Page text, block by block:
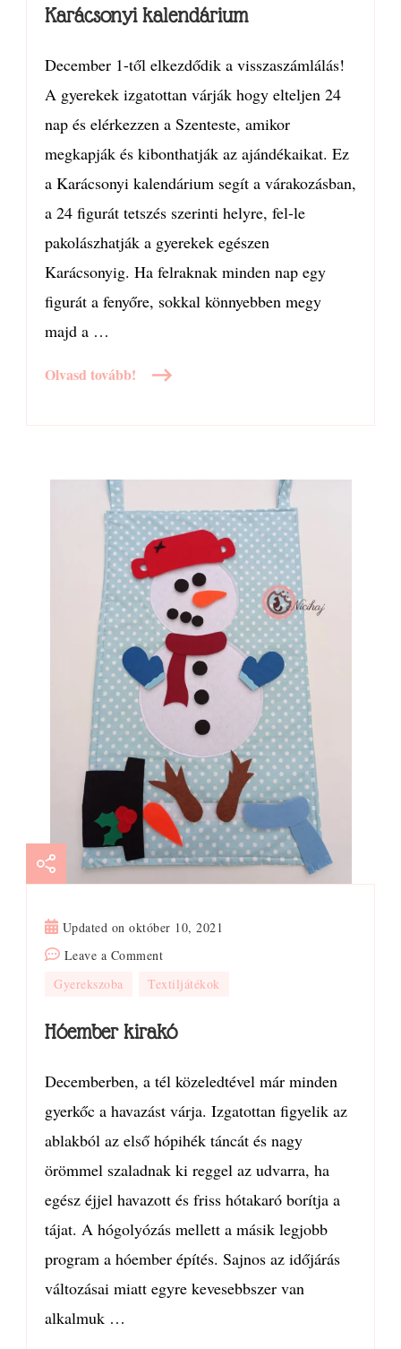
Karácsonyi kalendárium
December 1-től elkezdődik a visszaszámlálás!
A gyerekek izgatottan várják hogy elteljen 24
nap és elérkezzen a Szenteste, amikor
megkapják és kibonthatják az ajándékaikat. Ez
a Karácsonyi kalendárium segít a várakozásban,
a 24 figurát tetszés szerinti helyre, fel-le
pakolászhatják a gyerekek egészen
Karácsonyig. Ha felraknak minden nap egy
figurát a fenyőre, sokkal könnyebben megy
majd a …
Olvasd tovább!
Updated onoktóber 10, 2021
Leave a Commenton
Hóember
Gyerekszoba Textiljátékok
Hóember kirakó
Decemberben, a tél közeledtével már minden
gyerkőc a havazást várja. Izgatottan figyelik az
ablakból az első hópihék táncát és nagy
örömmel szaladnak ki reggel az udvarra, ha
egész éjjel havazott és friss hótakaró borítja a
tájat. A hógolyózás mellett a másik legjobb
program a hóember építés. Sajnos az időjárás
változásai miatt egyre kevesebbszer van
alkalmuk …